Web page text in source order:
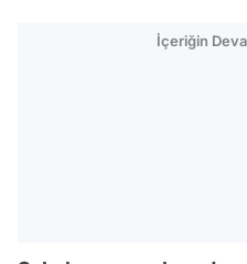
İçeriğin